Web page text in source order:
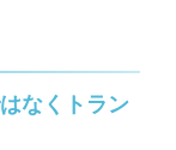
なくトラン